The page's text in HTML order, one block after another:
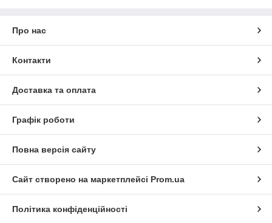
Про нас
Контакти
Доставка та оплата
Графік роботи
Повна версія сайту
Сайт створено на маркетплейсі Prom.ua
Політика конфіденційності